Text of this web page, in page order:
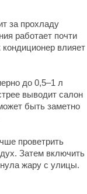
за прохладу
работает почти
влияет
до 0,5–1 л
выводит салон
быть заметно
проветрить
Затем включить
жару с улицы.